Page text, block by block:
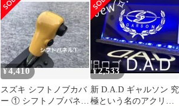
USB電源
USB電源
¥4,410
スズキ シフトノブカバ
ー ① シフトノブパネ
¥2,533
新 D.A.D ギャルソン 究
極という名のアクリル